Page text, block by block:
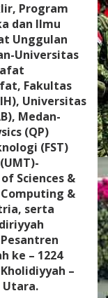
Program
dan Ilmu
Unggulan
Universitas
Fakultas
Universitas
Medan-
(QP)
(FST)
Sciences &
&
serta
ke – 1224
–
Utara.